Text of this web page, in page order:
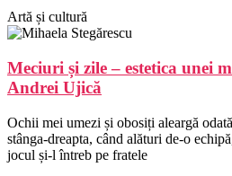
Artă și cultură
Meciuri și zile – estetica unei
Andrei Ujică
Ochii mei umezi și obosiți aleargă
stânga-dreapta, când alături de-o
jocul și-l întreb pe fratele